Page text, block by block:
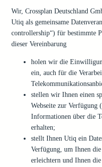
Wir, Crossplan Deutschland
Utiq als gemeinsame
controllership“) für bestimmte
dieser Vereinbarung
holen wir die
ein, auch für die
stellen wir Ihnen einen
Webseite zur Verfügung
Informationen über die
erhalten;
stellt Ihnen Utiq ein
Verfügung, um Ihnen
erleichtern und Ihnen